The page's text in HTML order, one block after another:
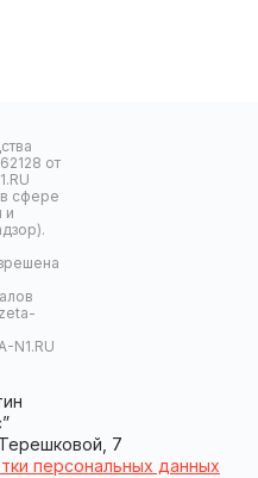
от
сфере
и
N1.RU
7
персональных данных